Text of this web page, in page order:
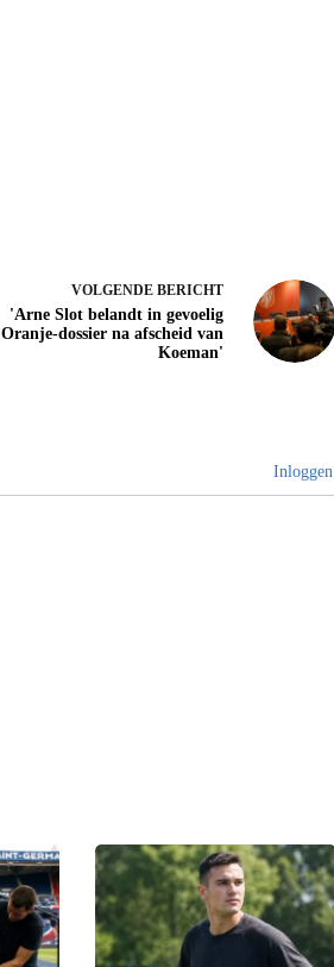
VOLGENDE BERICHT
'Arne Slot belandt in gevoelig
Oranje-dossier na afscheid van
Koeman'
Inloggen